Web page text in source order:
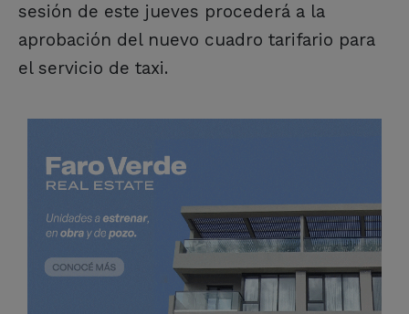
sesión de este jueves procederá a la
aprobación del nuevo cuadro tarifario para
el servicio de taxi.